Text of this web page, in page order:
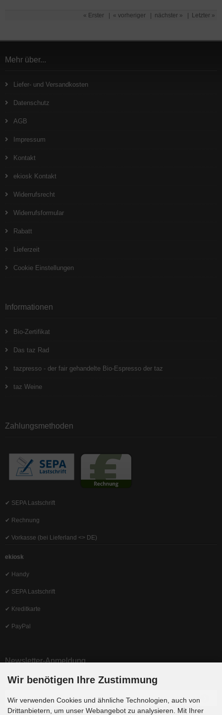
« Erster « vorheriger nächster » Letzter »
Mehr über...
Liefer- und Versandkosten
Datenschutz
AGB
Impressum
Kontakt
ekiosk Kontakt
Widerrufsrecht
Widerrufsformular
Rabatt
Lieferzeit
Cookie Einstellungen
Informationen
Bio-Zertifikat
Das taz Rad
tazpresso - der fair gehandelte Bio-Espresso der taz
taz Weine
Zahlungsmethoden
✔ SEPA Lastschrift
✔ Rechnung
✔ Vorkasse (bei Lieferland <> DE)
ekiosk
✔ Handy
✔ SEPA Lastschrift
✔ Kreditkarte
✔ PayPal
Newsletter-Anmeldung
E-Mail-Adresse:
Wir benötigen Ihre Zustimmung
Wir verwenden Cookies und ähnliche Technologien, auch von
Drittanbietern, um unser Webangebot zu analysieren. Mit Ihrer